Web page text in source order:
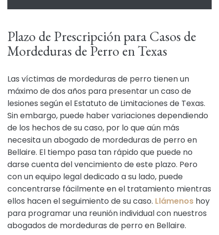
Plazo de Prescripción para Casos de
Mordeduras de Perro en Texas
Las víctimas de mordeduras de perro tienen un
máximo de dos años para presentar un caso de
lesiones según el Estatuto de Limitaciones de Texas.
Sin embargo, puede haber variaciones dependiendo
de los hechos de su caso, por lo que aún más
necesita un abogado de mordeduras de perro en
Bellaire. El tiempo pasa tan rápido que puede no
darse cuenta del vencimiento de este plazo. Pero
con un equipo legal dedicado a su lado, puede
concentrarse fácilmente en el tratamiento mientras
ellos hacen el seguimiento de su caso. Llámenos hoy
para programar una reunión individual con nuestros
abogados de mordeduras de perro en Bellaire.